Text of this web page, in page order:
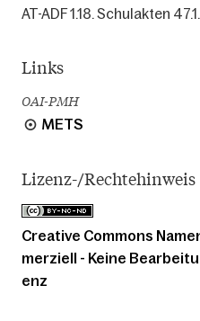
AT-ADF 1.18. Schulakten
Links
OAI-PMH
METS
Lizenz-/Rechtehinweis
Creative Commons
merziell - Keine
enz